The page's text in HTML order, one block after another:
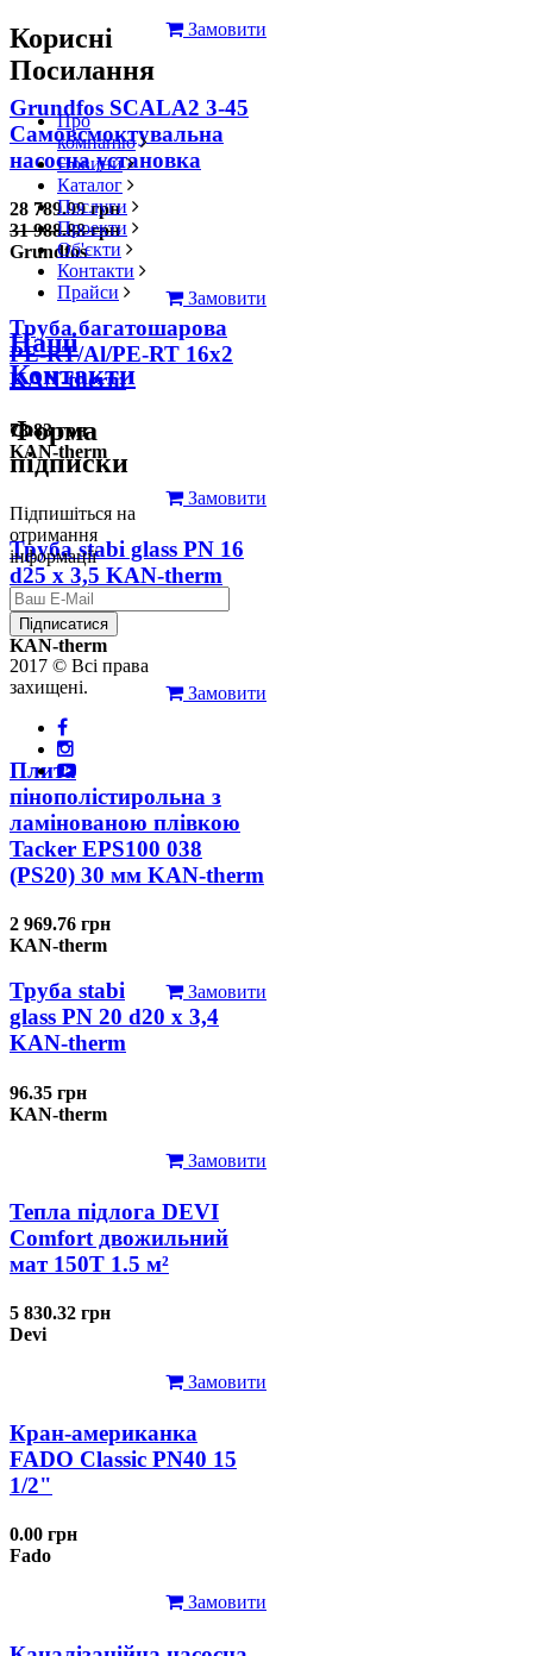
Замовити
Grundfos SCALA2 3-45
Самовсмоктувальна
насосна установка
28 789.99 грн
31 988.88 грн
Grundfos
Замовити
Труба багатошарова
PE-RT/Al/PE-RT 16x2
KAN-therm
78.83 грн
KAN-therm
Замовити
Труба stabi glass PN 16
d25 х 3,5 KAN-therm
126.31 грн
KAN-therm
Замовити
Плита
пінополістирольна з
ламінованою плівкою
Tacker EPS100 038
(PS20) 30 мм KAN-therm
2 969.76 грн
KAN-therm
Замовити
Труба stabi
glass PN 20 d20 х 3,4
KAN-therm
96.35 грн
KAN-therm
Замовити
Тепла підлога DEVI
Comfort двожильний
мат 150T 1.5 м²
5 830.32 грн
Devi
Замовити
Кран-американка
FADO Classic PN40 15
1/2"
0.00 грн
Fado
Замовити
Корисні
Посилання
Про
компанію
Новини
Каталог
Послуги
Проекти
Об'єкти
Контакти
Прайси
Наші
Контакти
Форма
підписки
Підпишіться на
отримання
інформації
Підписатися
2017 © Всі права
захищені.